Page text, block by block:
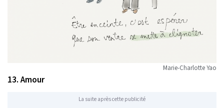
Marie-Charlotte Yao
13. Amour
La suite après cette publicité